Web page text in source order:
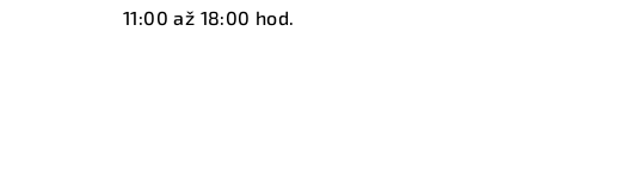
11:00 až 18:00 hod.